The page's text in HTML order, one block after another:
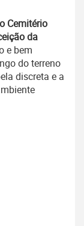
Cemitério
da
e bem
do terreno
discreta e a